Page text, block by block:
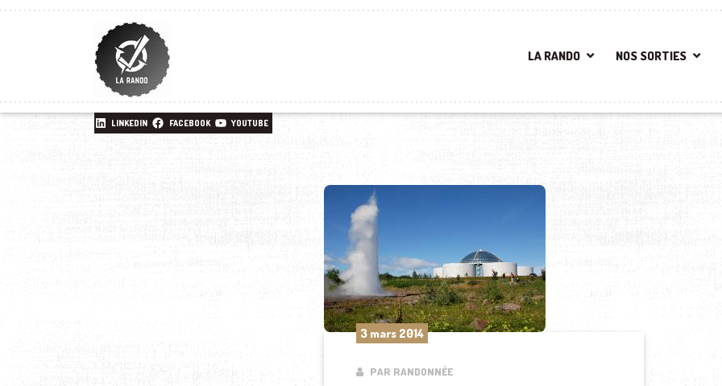
LA RANDO NOS SORTIES
LINKEDIN FACEBOOK YOUTUBE
3 mars 2014
PAR RANDONNÉE